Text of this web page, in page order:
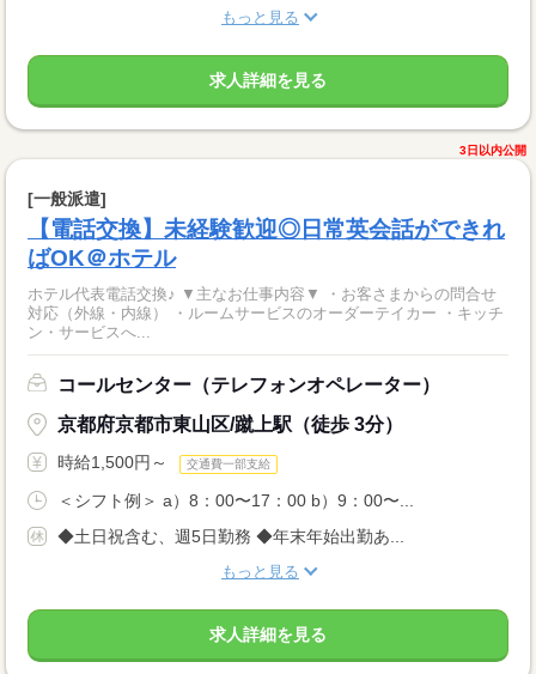
もっと見る
求人詳細を見る
3日以内公開
[一般派遣]
【電話交換】未経験歓迎◎日常英会話ができれ
ばOK＠ホテル
ホテル代表電話交換♪ ▼主なお仕事内容▼ ・お客さまからの問合せ
対応（外線・内線） ・ルームサービスのオーダーテイカー ・キッチ
ン・サービスへ...
コールセンター（テレフォンオペレーター）
京都府京都市東山区/蹴上駅（徒歩 3分）
時給1,500円～ 交通費一部支給
＜シフト例＞ a）8：00〜17：00 b）9：00〜...
◆土日祝含む、週5日勤務 ◆年末年始出勤あ...
もっと見る
求人詳細を見る